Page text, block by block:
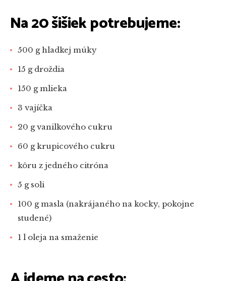
Na 20 šišiek potrebujeme:
500 g hladkej múky
15 g droždia
150 g mlieka
3 vajíčka
20 g vanilkového cukru
60 g krupicového cukru
kôru z jedného citróna
5 g soli
100 g masla (nakrájaného na kocky, pokojne
studené)
1 l oleja na smaženie